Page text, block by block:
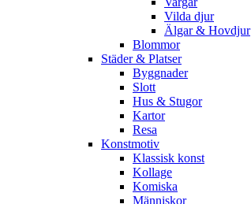
Vilda djur
Älgar & Hovdjur
Blommor
Städer & Platser
Byggnader
Slott
Hus & Stugor
Kartor
Resa
Konstmotiv
Klassisk konst
Kollage
Komiska
Människor